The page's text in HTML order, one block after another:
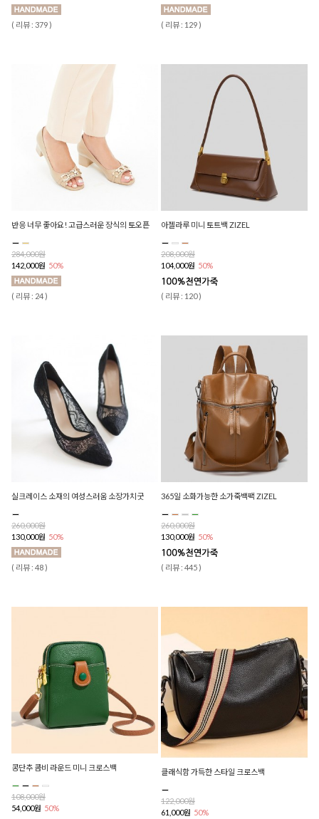
( 리뷰 : 379 ) ( 리뷰 : 129 )
반응 너무 좋아요! 고급스러운 장식의 토오픈
284,000원
142,000원 50%
( 리뷰 : 24 )
아젤라루 미니 토트백 ZIZEL
208,000원
104,000원 50%
( 리뷰 : 120 )
실크레이스 소재의 여성스러움 소장가치굿
260,000원
130,000원 50%
( 리뷰 : 48 )
365일 소화가능한 소가죽백팩 ZIZEL
260,000원
130,000원 50%
( 리뷰 : 445 )
콩단추 콤비 라운드 미니 크로스백
108,000원
54,000원 50%
클래식함 가득한 스타일 크로스백
122,000원
61,000원 50%